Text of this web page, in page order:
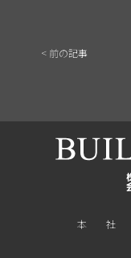
< 前の記事
本 社